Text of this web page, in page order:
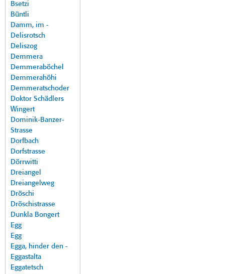
Bsetzi
Büntli
Damm, im -
Delisrotsch
Deliszog
Demmera
Demmeraböchel
Demmerahöhi
Demmeratschoder
Doktor Schädlers
Wingert
Dominik-Banzer-
Strasse
Dorfbach
Dorfstrasse
Dörrwitti
Dreiangel
Dreiangelweg
Dröschi
Dröschistrasse
Dunkla Bongert
Egg
Egg
Egga, hinder den -
Eggastalta
Eggatetsch